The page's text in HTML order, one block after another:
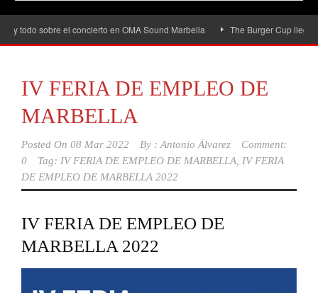
sobre el concierto en OMA Sound Marbella The Burger Cup llega a
IV FERIA DE EMPLEO DE
MARBELLA
Posted On 08 Mar 2022 By : Antonio Álvarez
Comment:
0
Tag: IV FERIA DE EMPLEO DE MARBELLA
IV FERIA
DE EMPLEO DE MARBELLA 2022
IV FERIA DE EMPLEO DE
MARBELLA 2022